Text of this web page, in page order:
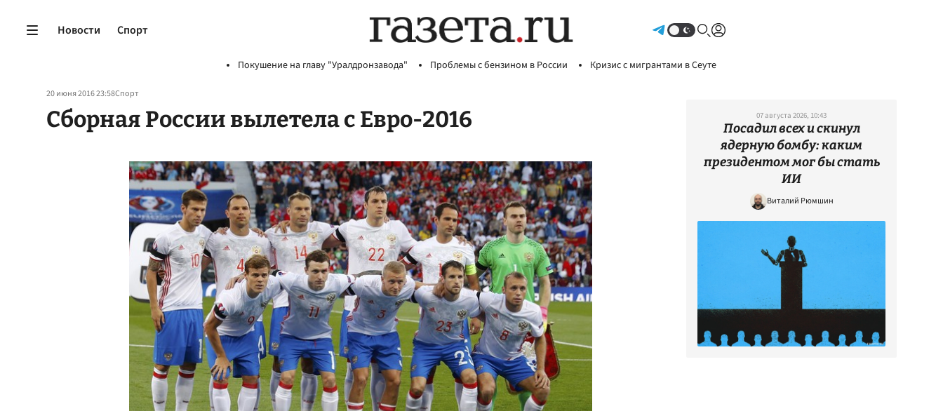
Новости Спорт
Покушение на главу "Уралдронзавода" Проблемы с бензином в России Кризис с мигрантами в Сеуте
20 июня 2016 23:58Спорт
Сборная России вылетела с Евро-2016 07 августа 2026, 10:43
Посадил всех и скинул
ядерную бомбу: каким
президентом мог бы стать
ИИ
Виталий Рюмшин